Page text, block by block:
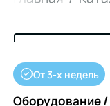
От 3-х недель
Оборудование